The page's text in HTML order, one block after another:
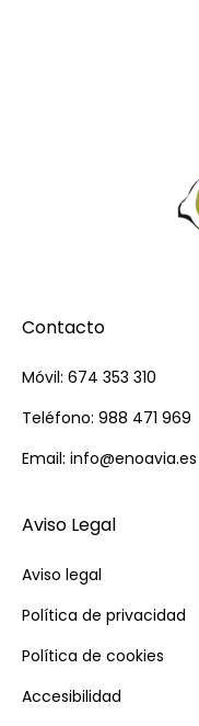
Contacto
Móvil: 674 353 310
Teléfono: 988 471 969
Email: info@enoavia.es
Aviso Legal
Aviso legal
Política de privacidad
Política de cookies
Accesibilidad